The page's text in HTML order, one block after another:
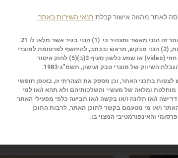
לאתר מהווה אישור קבלת תנאי השירות באתר.
בכניסה לאתר זה הנני מאשר ומצהיר כי: (1) הנני בגיר אשר מלאו לו 21
שנים לפחות; (2) הנני מבקש, מראש ובכתב, להיחשף לפרסומת למוצרי
(
video
) או שמע כלשון סעיף 3(ב)(5) לחוק איסור
השיווק של מוצרי טבק ועישון, תשמ"ג-1983.
לצפות בתכני האתר, וכן מספק את הצהרתי זו, באופן חופשי
מוחלטת ומלאה של מעשיי והשלכותיהם ולא תהא ו/או למי
ו/או תלונה ו/או בקשה ו/או תביעה כלפי מפעילי האתר
האתר ו/או מי מטעמם בקשר לתוכן האתר, לרבות התוכן
והאינפורמטיבי המצוי בו.